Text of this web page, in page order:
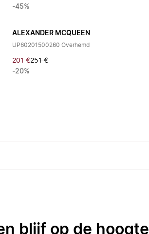
-45%
ALEXANDER MCQUEEN
UP60201500260 Overhemd
201 €251 €
-20%
blijf op de hoogte